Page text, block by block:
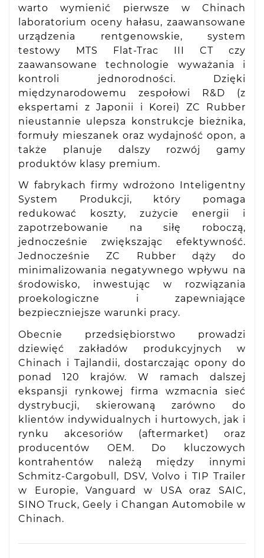
warto wymienić pierwsze w Chinach
laboratorium oceny hałasu, zaawansowane
urządzenia rentgenowskie, system
testowy MTS Flat-Trac III CT czy
zaawansowane technologie wyważania i
kontroli jednorodności. Dzięki
międzynarodowemu zespołowi R&D (z
ekspertami z Japonii i Korei) ZC Rubber
nieustannie ulepsza konstrukcje bieżnika,
formuły mieszanek oraz wydajność opon, a
także planuje dalszy rozwój gamy
produktów klasy premium.
W fabrykach firmy wdrożono Inteligentny
System Produkcji, który pomaga
redukować koszty, zużycie energii i
zapotrzebowanie na siłę roboczą,
jednocześnie zwiększając efektywność.
Jednocześnie ZC Rubber dąży do
minimalizowania negatywnego wpływu na
środowisko, inwestując w rozwiązania
proekologiczne i zapewniające
bezpieczniejsze warunki pracy.
Obecnie przedsiębiorstwo prowadzi
dziewięć zakładów produkcyjnych w
Chinach i Tajlandii, dostarczając opony do
ponad 120 krajów. W ramach dalszej
ekspansji rynkowej firma wzmacnia sieć
dystrybucji, skierowaną zarówno do
klientów indywidualnych i hurtowych, jak i
rynku akcesoriów (aftermarket) oraz
producentów OEM. Do kluczowych
kontrahentów należą między innymi
Schmitz-Cargobull, DSV, Volvo i TIP Trailer
w Europie, Vanguard w USA oraz SAIC,
SINO Truck, Geely i Changan Automobile w
Chinach.